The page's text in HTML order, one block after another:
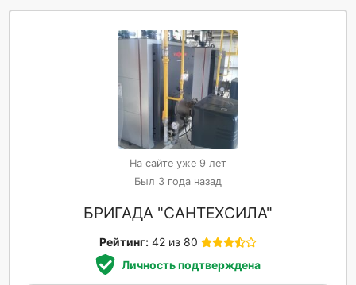
На сайте уже 9 лет
Был 3 года назад
БРИГАДА "САНТЕХCИЛА"
Рейтинг: 42 из 80
Личность подтверждена